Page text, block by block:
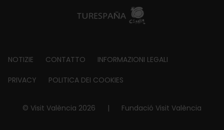
Footer
about
NOTIZIE CONTATTO INFORMAZIONI LEGALI
PRIVACY POLITICA DEI COOKIES
© Visit València 2026 | Fundació Visit València